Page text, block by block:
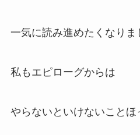
一気に読み進めたくなりま
私もエピローグからは
やらないといけないことほ